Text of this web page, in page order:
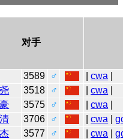
对手
3589 ♂ |cwa
3518 ♂ |cwa
3575 ♂ |cwa
3706 ♂ |cwa |
3577 ♂ |cwa |